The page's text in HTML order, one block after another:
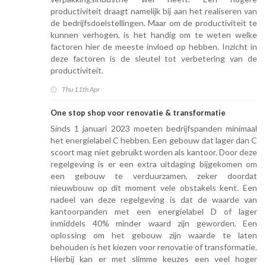
productiviteit draagt namelijk bij aan het realiseren van
de bedrijfsdoelstellingen. Maar om de productiviteit te
kunnen verhogen, is het handig om te weten welke
factoren hier de meeste invloed op hebben. Inzicht in
deze factoren is de sleutel tot verbetering van de
productiviteit.
Thu 11th Apr
One stop shop voor renovatie & transformatie
Sinds 1 januari 2023 moeten bedrijfspanden minimaal
het energielabel C hebben. Een gebouw dat lager dan C
scoort mag niet gebruikt worden als kantoor. Door deze
regelgeving is er een extra uitdaging bijgekomen om
een gebouw te verduurzamen, zeker doordat
nieuwbouw op dit moment vele obstakels kent. Een
nadeel van deze regelgeving is dat de waarde van
kantoorpanden met een energielabel D of lager
inmiddels 40% minder waard zijn geworden. Een
oplossing om het gebouw zijn waarde te laten
behouden is het kiezen voor renovatie of transformatie.
Hierbij kan er met slimme keuzes een veel hoger